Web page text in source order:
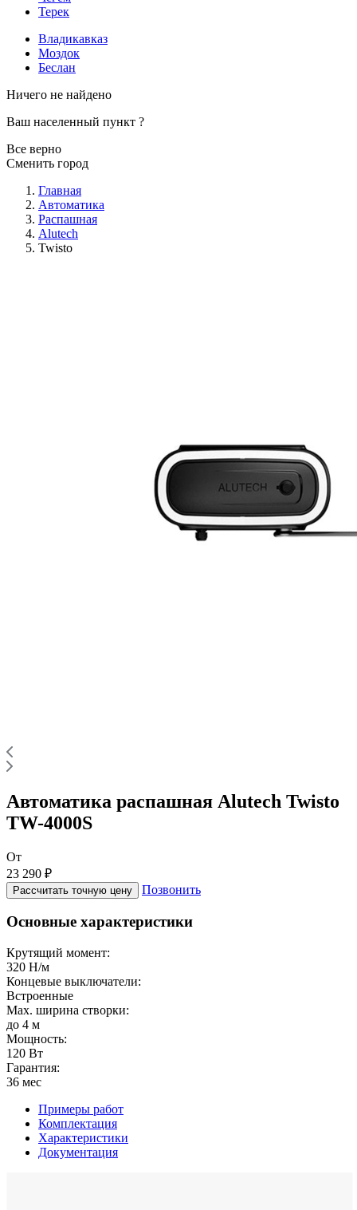
Терек
Владикавказ
Моздок
Беслан
Ничего не найдено
Ваш населенный пункт ?
Все верно
Сменить город
Главная
Автоматика
Распашная
Alutech
Twisto
Автоматика распашная Alutech Twisto
TW-4000S
От
23 290 ₽
Рассчитать точную цену Позвонить
Основные характеристики
Крутящий момент:
320 Н/м
Концевые выключатели:
Встроенные
Max. ширина створки:
до 4 м
Мощность:
120 Вт
Гарантия:
36 мес
Примеры работ
Комплектация
Характеристики
Документация